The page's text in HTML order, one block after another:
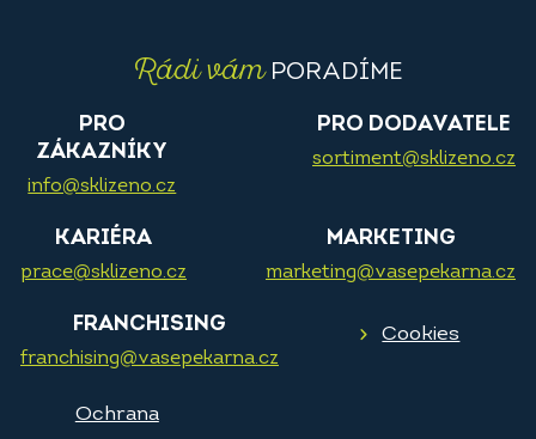
Rádi vámPORADÍME
PRO
ZÁKAZNÍKY
info@sklizeno.cz
PRO DODAVATELE
sortiment@sklizeno.cz
KARIÉRA
prace@sklizeno.cz
MARKETING
marketing@vasepekarna.cz
FRANCHISING
franchising@vasepekarna.cz
Cookies
Ochrana